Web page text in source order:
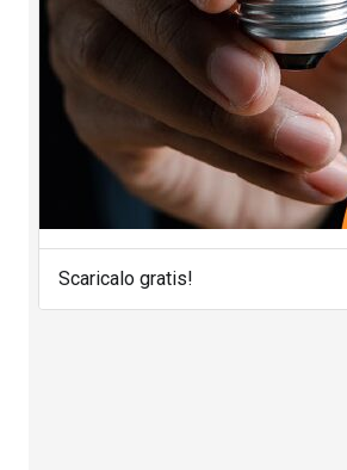
Scaricalo gratis!